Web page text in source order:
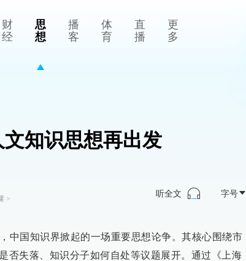
财
经
思
想
播
客
体
育
直
播
更
多
知识思想再出发
>
听全文 字号
中国知识界掀起的一场重要思想论争。其核心围绕市
否失落、知识分子如何自处等议题展开。通过《上海